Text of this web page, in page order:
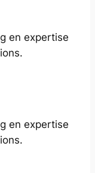
en expertise
en expertise